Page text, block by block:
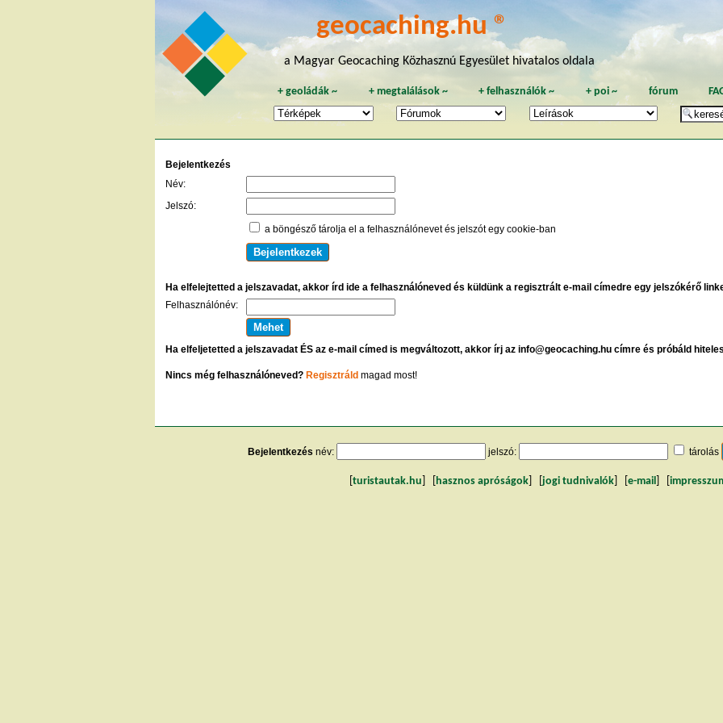
geocaching.hu ®
a Magyar Geocaching Közhasznú Egyesület hivatalos oldala
+geoládák ~ + megtalálások~ +felhasználók ~ + poi~ fórum
Bejelentkezés
Név:
Jelszó:
a böngésző tárolja el a felhasználónevet és jelszót egy cookie-ban
Ha elfelejtetted a jelszavadat, akkor írd ide a felhasználóneved és küldünk a regisztrált e-mail címedre egy jelszókérő
Felhasználónév:
Ha elfeljetetted a jelszavadat ÉS az e-mail címed is megváltozott, akkor írj az info@geocaching.hu címre és próbáld
Nincs még felhasználóneved? Regisztráld magad most!
Bejelentkezés név: jelszó: tárolás
turistautak.hu hasznos apróságok jogi tudnivalók e-mail